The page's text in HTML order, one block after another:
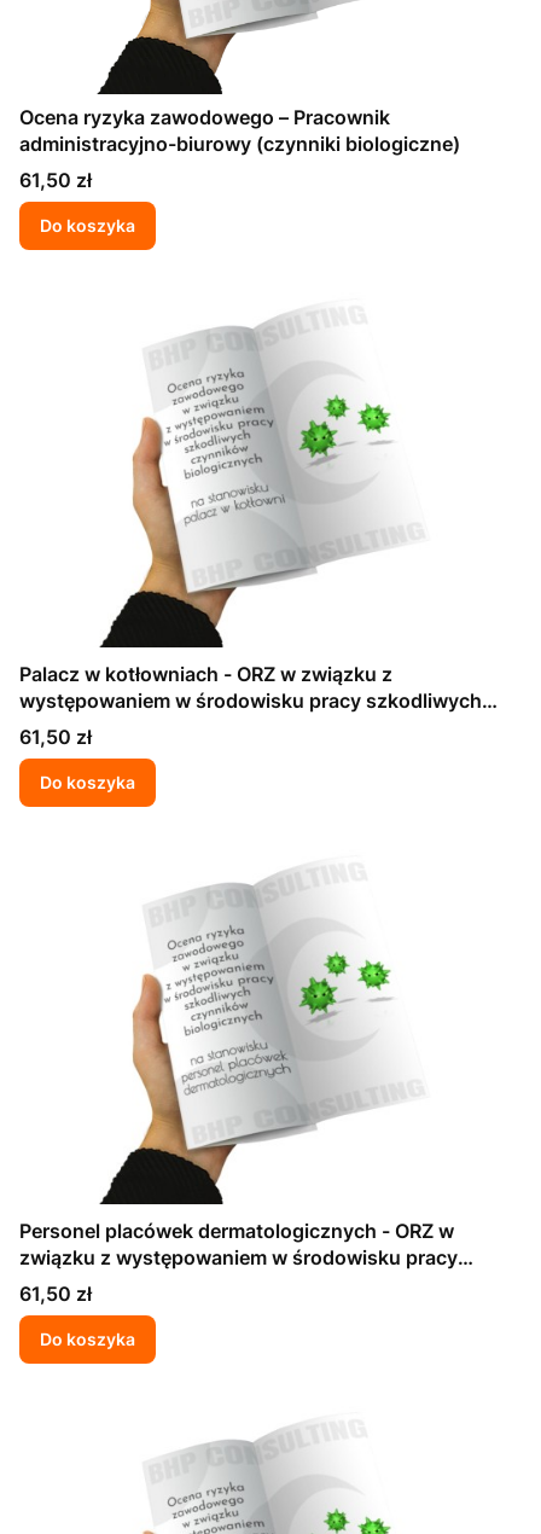
Ocena ryzyka zawodowego – Pracownik
administracyjno-biurowy (czynniki biologiczne)
Cena
61,50 zł
Do koszyka
Palacz w kotłowniach - ORZ w związku z
występowaniem w środowisku pracy szkodliwych
czynników biologicznych
Cena
61,50 zł
Do koszyka
Personel placówek dermatologicznych - ORZ w
związku z występowaniem w środowisku pracy
szkodliwych czynników biologicznych
Cena
61,50 zł
Do koszyka